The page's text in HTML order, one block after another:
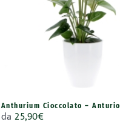
Anthurium Cioccolato – Anturio
da25,90€